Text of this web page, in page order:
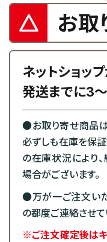
お取
ネットショッ
発送までに3
●お取り寄せ商品
必ずしも在庫を保証
の在庫状況により
場合がございます。
●万が一ご注文い
の都度ご連絡させて
※ご注文確定後はキ